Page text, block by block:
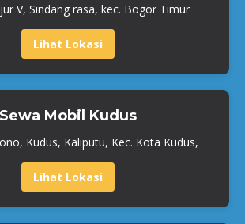
V, Sindang rasa, kec. Bogor Timur
Lihat Lokasi
Sewa Mobil Kudus
Kudus, Kaliputu, Kec. Kota Kudus,
Lihat Lokasi